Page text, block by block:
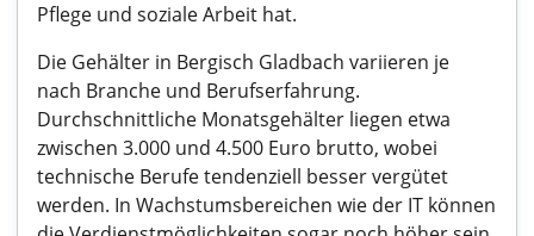
Pflege und soziale Arbeit hat.
Die Gehälter in Bergisch Gladbach variieren je
nach Branche und Berufserfahrung.
Durchschnittliche Monatsgehälter liegen etwa
zwischen 3.000 und 4.500 Euro brutto, wobei
technische Berufe tendenziell besser vergütet
werden. In Wachstumsbereichen wie der IT können